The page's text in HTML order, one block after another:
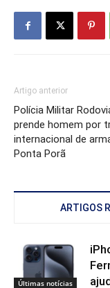
Artigo anterior
Polícia Militar
prende homem por
internacional de
Ponta Porã
ARTIGOS
Últimas notícias